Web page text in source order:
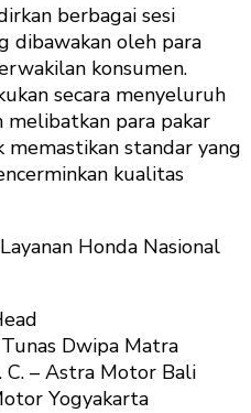
berbagai sesi
dibawakan oleh para
konsumen.
secara menyeluruh
melibatkan para pakar
standar yang
kualitas
Honda Nasional
Dwipa Matra
C. – Astra Motor Bali
Yogyakarta